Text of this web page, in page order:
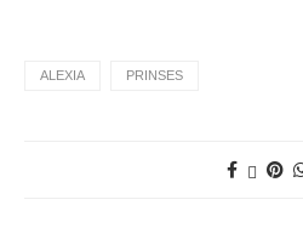
ALEXIA PRINSES